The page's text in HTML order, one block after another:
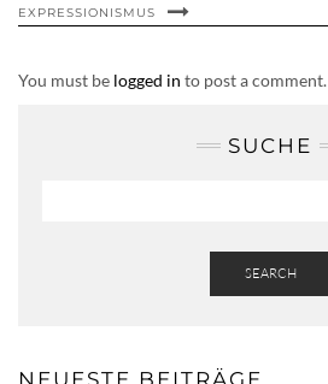
EXPRESSIONISMUS
You must be logged in to post a comment.
SUCHE
SEARCH
NEUESTE BEITRÄGE